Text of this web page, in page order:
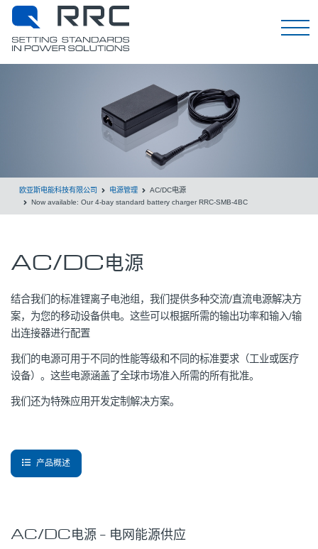
EN
欧亚斯电能科技有限公司 电源管理
AC/DC电源
Now available: Our 4-bay standard battery charger RRC-SMB-4BC
AC/DC电源
结合我们的标准锂离子电池组，我们提供多种交流/直流电源解决方
案，为您的移动设备供电。这些可以根据所需的输出功率和输入/输
出连接器进行配置
我们的电源可用于不同的性能等级和不同的标准要求（工业或医疗
设备）。这些电源涵盖了全球市场准入所需的所有批准。
我们还为特殊应用开发定制解决方案。
产品概述
AC/DC电源 – 电网能源供应